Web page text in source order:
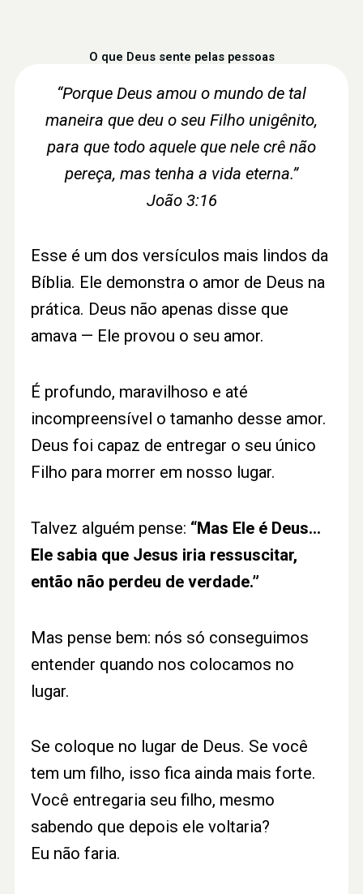
O que Deus sente pelas pessoas
“Porque Deus amou o mundo de tal
maneira que deu o seu Filho unigênito,
para que todo aquele que nele crê não
pereça, mas tenha a vida eterna.”
João 3:16
Esse é um dos versículos mais lindos da
Bíblia. Ele demonstra o amor de Deus na
prática. Deus não apenas disse que
amava — Ele provou o seu amor.
É profundo, maravilhoso e até
incompreensível o tamanho desse amor.
Deus foi capaz de entregar o seu único
Filho para morrer em nosso lugar.
Talvez alguém pense: “Mas Ele é Deus…
Ele sabia que Jesus iria ressuscitar,
então não perdeu de verdade.”
Mas pense bem: nós só conseguimos
entender quando nos colocamos no
lugar.
Se coloque no lugar de Deus. Se você
tem um filho, isso fica ainda mais forte.
Você entregaria seu filho, mesmo
sabendo que depois ele voltaria?
Eu não faria.